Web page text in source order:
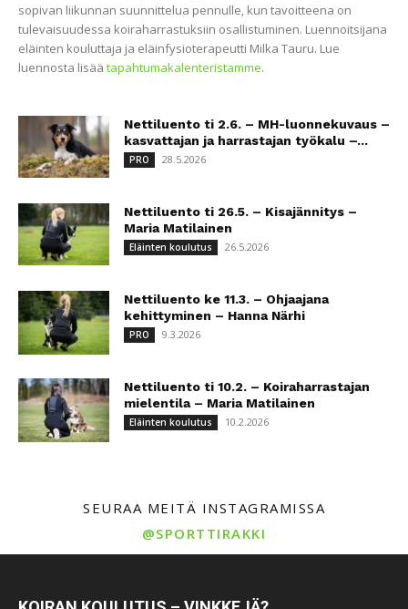
sopivan liikunnan suunnittelua pennulle, kun tavoitteena on
tulevaisuudessa koiraharrastuksiin osallistuminen. Luennoitsijana
eläinten kouluttaja ja eläinfysioterapeutti Milka Tauru. Lue
luennosta lisää tapahtumakalenteristamme.
Nettiluento ti 2.6. – MH-luonnekuvaus –
kasvattajan ja harrastajan työkalu –...
PRO 28.5.2026
Nettiluento ti 26.5. – Kisajännitys –
Maria Matilainen
Eläinten koulutus 26.5.2026
Nettiluento ke 11.3. – Ohjaajana
kehittyminen – Hanna Närhi
PRO 9.3.2026
Nettiluento ti 10.2. – Koiraharrastajan
mielentila – Maria Matilainen
Eläinten koulutus 10.2.2026
SEURAA MEITÄ INSTAGRAMISSA
@SPORTTIRAKKI